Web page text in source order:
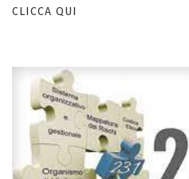
CLICCA QUI